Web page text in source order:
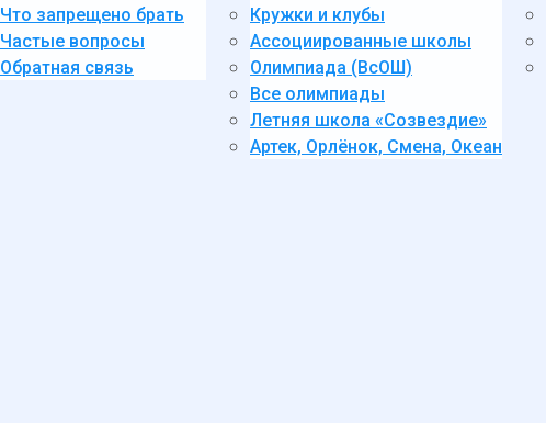
Что запрещено брать
Частые вопросы
Обратная связь
Кружки и клубы
Ассоциированные школы
Олимпиада (ВсОШ)
Все олимпиады
Летняя школа «Созвездие»
Артек, Орлёнок, Смена, Океан